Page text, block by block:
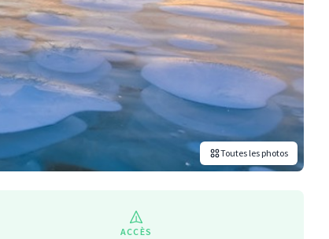
Toutes les photos
ACCÈS